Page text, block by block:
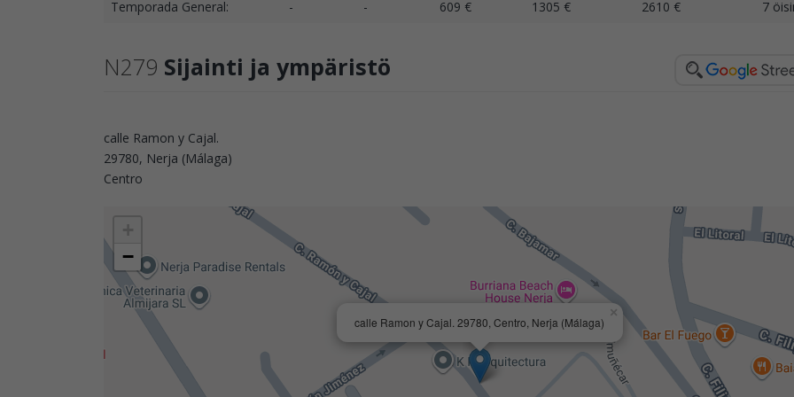
Temporada General: - - 609 € 1305 € 2610 € 7
N279 Sijainti ja ympäristö
calle Ramon y Cajal.
29780, Nerja (Málaga)
Centro
calle Ramon y Cajal. 29780, Centro, Nerja (Málaga)
×
−